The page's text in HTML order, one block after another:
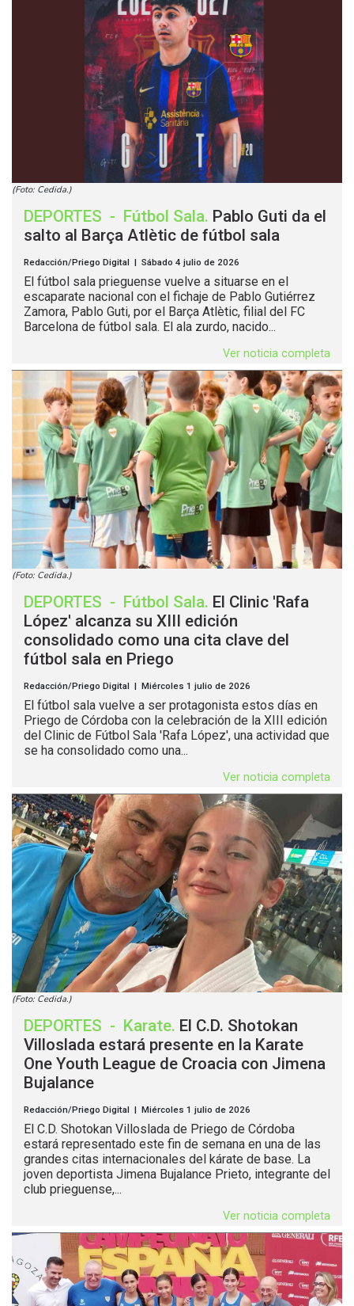
(Foto: Cedida.)
DEPORTES - Fútbol Sala. Pablo Guti da el
salto al Barça Atlètic de fútbol sala
Redacción/Priego Digital | Sábado 4 julio de 2026
El fútbol sala prieguense vuelve a situarse en el
escaparate nacional con el fichaje de Pablo Gutiérrez
Zamora, Pablo Guti, por el Barça Atlètic, filial del FC
Barcelona de fútbol sala. El ala zurdo, nacido...
Ver noticia completa
(Foto: Cedida.)
DEPORTES - Fútbol Sala. El Clinic 'Rafa
López' alcanza su XIII edición
consolidado como una cita clave del
fútbol sala en Priego
Redacción/Priego Digital | Miércoles 1 julio de 2026
El fútbol sala vuelve a ser protagonista estos días en
Priego de Córdoba con la celebración de la XIII edición
del Clinic de Fútbol Sala 'Rafa López', una actividad que
se ha consolidado como una...
Ver noticia completa
(Foto: Cedida.)
DEPORTES - Karate. El C.D. Shotokan
Villoslada estará presente en la Karate
One Youth League de Croacia con Jimena
Bujalance
Redacción/Priego Digital | Miércoles 1 julio de 2026
El C.D. Shotokan Villoslada de Priego de Córdoba
estará representado este fin de semana en una de las
grandes citas internacionales del kárate de base. La
joven deportista Jimena Bujalance Prieto, integrante del
club prieguense,...
Ver noticia completa